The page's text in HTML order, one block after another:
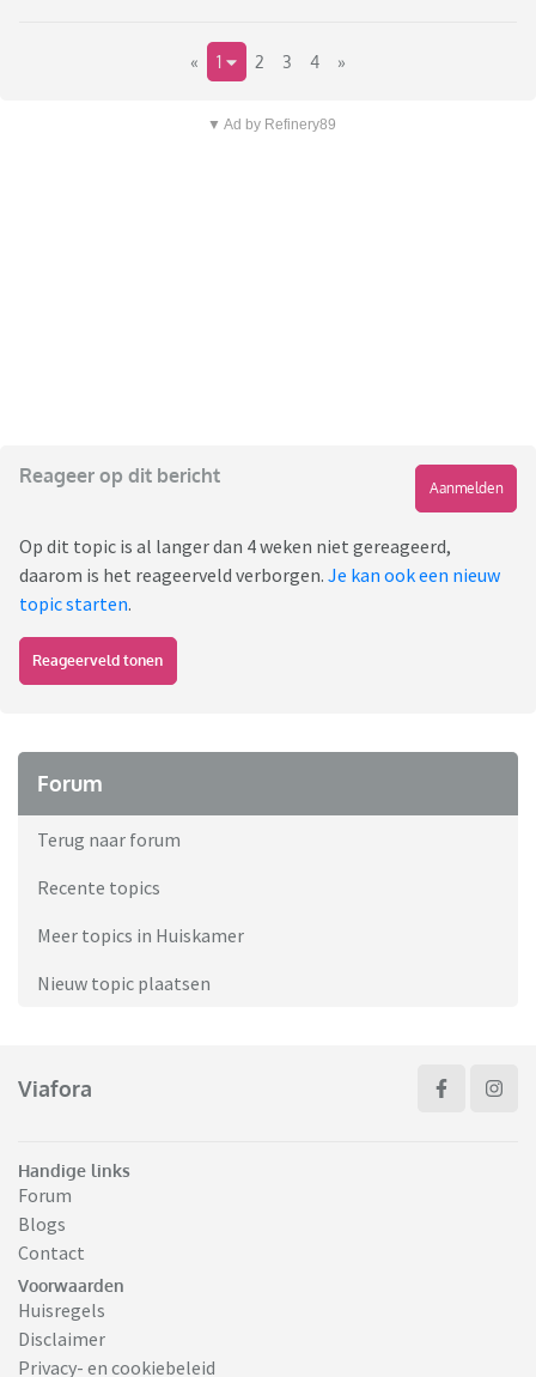
« 1 2 3 4 »
▼ Ad by Refinery89
Reageer op dit bericht
Aanmelden
Op dit topic is al langer dan 4 weken niet gereageerd,
daarom is het reageerveld verborgen. Je kan ook een nieuw
topic starten.
Reageerveld tonen
Forum
Terug naar forum
Recente topics
Meer topics in Huiskamer
Nieuw topic plaatsen
Viafora
Handige links
Forum
Blogs
Contact
Voorwaarden
Huisregels
Disclaimer
Privacy- en cookiebeleid